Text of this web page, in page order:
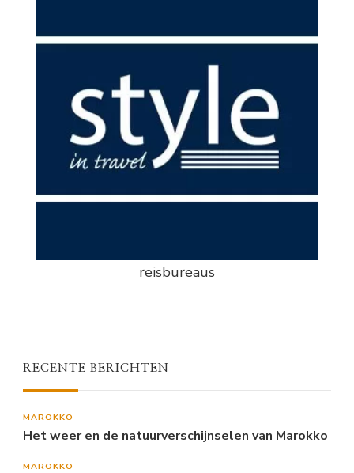
reisbureaus
RECENTE BERICHTEN
MAROKKO
Het weer en de natuurverschijnselen van Marokko
MAROKKO